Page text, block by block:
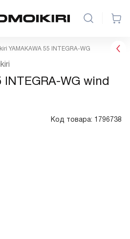
YAMAKAWA 55 INTEGRA-WG
Код товара: 1796738
INTEGRA-WG wind